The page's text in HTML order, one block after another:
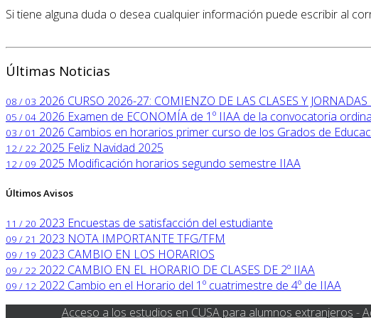
Si tiene alguna duda o desea cualquier información puede escribir al
Últimas Noticias
08 / 03 2026 CURSO 2026-27: COMIENZO DE LAS CLASES Y
05 / 04 2026 Examen de ECONOMÍA de 1º IIAA de la convocatoria
03 / 01 2026 Cambios en horarios primer curso de los Grados de
12 / 22 2025 Feliz Navidad 2025
12 / 09 2025 Modificación horarios segundo semestre IIAA
Últimos Avisos
11 / 20 2023 Encuestas de satisfacción del estudiante
09 / 21 2023 NOTA IMPORTANTE TFG/TFM
09 / 19 2023 CAMBIO EN LOS HORARIOS
09 / 22 2022 CAMBIO EN EL HORARIO DE CLASES DE 2º IIAA
09 / 12 2022 Cambio en el Horario del 1º cuatrimestre de 4º de IIAA
Acceso a los estudios en CUSA para alumnos extranjeros -